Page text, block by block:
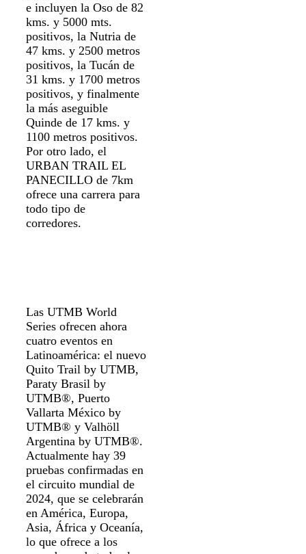
e incluyen la Oso de 82
kms. y 5000 mts.
positivos, la Nutria de
47 kms. y 2500 metros
positivos, la Tucán de
31 kms. y 1700 metros
positivos, y finalmente
la más aseguible
Quinde de 17 kms. y
1100 metros positivos.
Por otro lado, el
URBAN TRAIL EL
PANECILLO de 7km
ofrece una carrera para
todo tipo de
corredores.
Las UTMB World
Series ofrecen ahora
cuatro eventos en
Latinoamérica: el nuevo
Quito Trail by UTMB,
Paraty Brasil by
UTMB®, Puerto
Vallarta México by
UTMB® y Valhöll
Argentina by UTMB®.
Actualmente hay 39
pruebas confirmadas en
el circuito mundial de
2024, que se celebrarán
en América, Europa,
Asia, África y Oceanía,
lo que ofrece a los